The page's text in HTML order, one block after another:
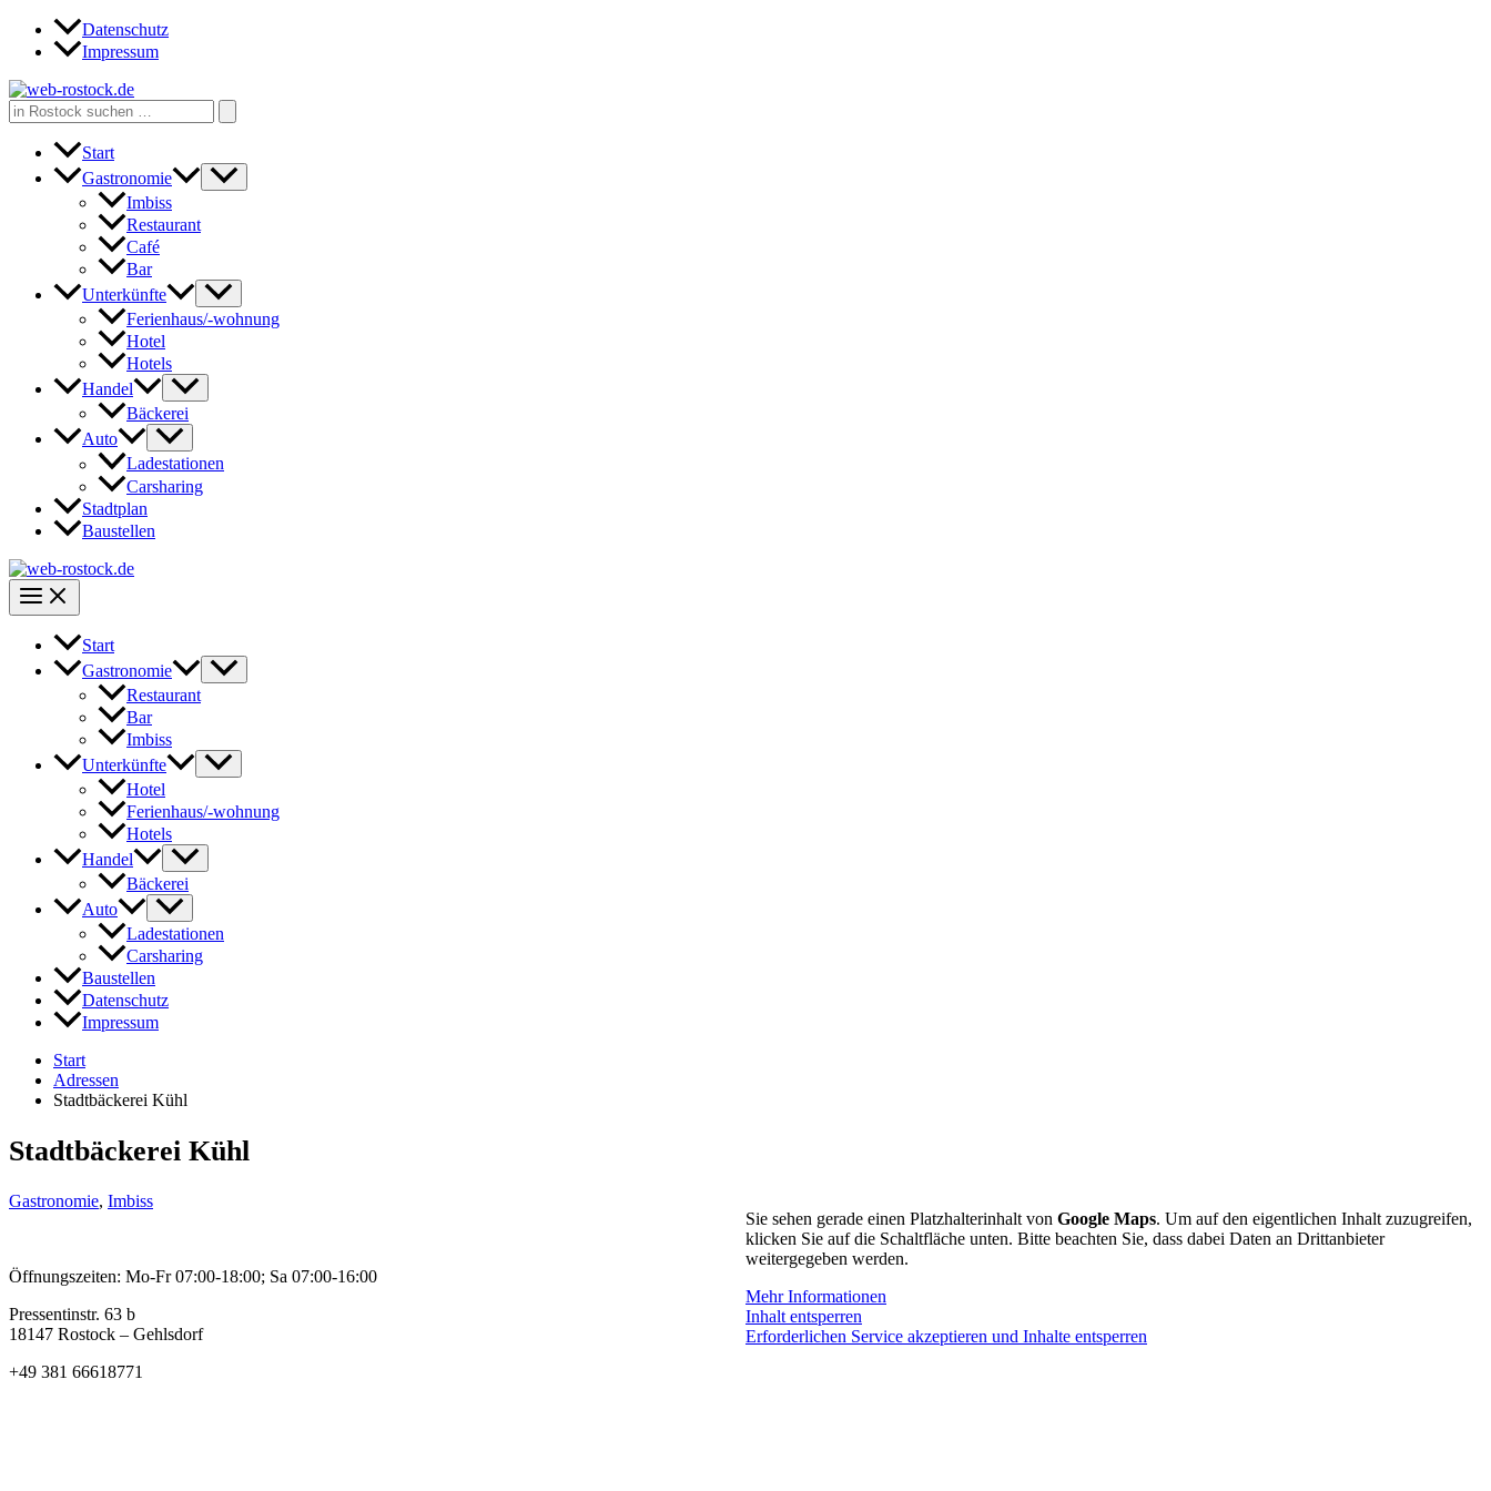
Zum
Inhalt
Datenschutz
Impressum
Search
for:
Start
Gastronomie
Imbiss
Restaurant
Café
Bar
Unterkünfte
Ferienhaus/-wohnung
Hotel
Hotels
Handel
Bäckerei
Auto
Ladestationen
Carsharing
Stadtplan
Baustellen
Start
Gastronomie
Restaurant
Bar
Imbiss
Unterkünfte
Hotel
Ferienhaus/-wohnung
Hotels
Handel
Bäckerei
Auto
Ladestationen
Carsharing
Baustellen
Datenschutz
Impressum
Start
Adressen
Stadtbäckerei Kühl
Stadtbäckerei Kühl
Gastronomie, Imbiss
Öffnungszeiten: Mo-Fr 07:00-18:00; Sa 07:00-16:00
Pressentinstr. 63 b
18147 Rostock – Gehlsdorf
+49 381 66618771
Sie sehen gerade einen Platzhalterinhalt von Google Maps. Um auf den eigentlichen Inhalt zuzugreifen,
klicken Sie auf die Schaltfläche unten. Bitte beachten Sie, dass dabei Daten an Drittanbieter
weitergegeben werden.
Mehr Informationen
Inhalt entsperren
Erforderlichen Service akzeptieren und Inhalte entsperren